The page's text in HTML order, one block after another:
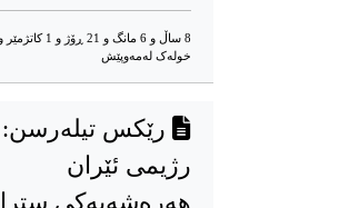
خوله‌ک له‌مه‌وپێش‌
رێکس تیلەرسن:
رژیمی ئێران
هەرەشەیەکی